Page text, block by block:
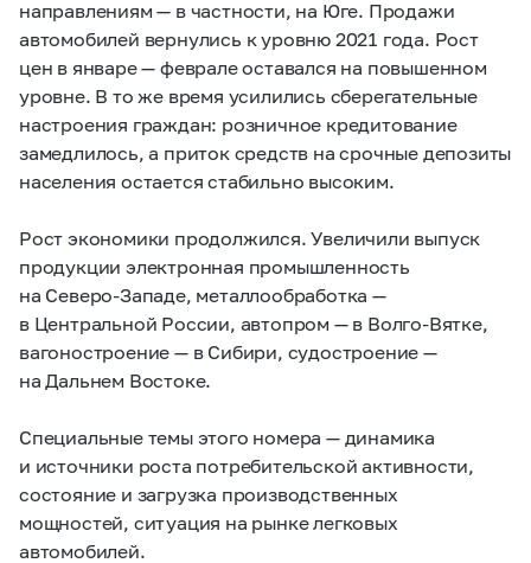
направлениям — в частности, на Юге. Продажи
автомобилей вернулись к уровню 2021 года. Рост
цен в январе — феврале оставался на повышенном
уровне. В то же время усилились сберегательные
настроения граждан: розничное кредитование
замедлилось, а приток средств на срочные депозиты
населения остается стабильно высоким.
Рост экономики продолжился. Увеличили выпуск
продукции электронная промышленность
на Северо-Западе, металлообработка —
в Центральной России, автопром — в Волго-Вятке,
вагоностроение — в Сибири, судостроение —
на Дальнем Востоке.
Специальные темы этого номера — динамика
и источники роста потребительской активности,
состояние и загрузка производственных
мощностей, ситуация на рынке легковых
автомобилей.